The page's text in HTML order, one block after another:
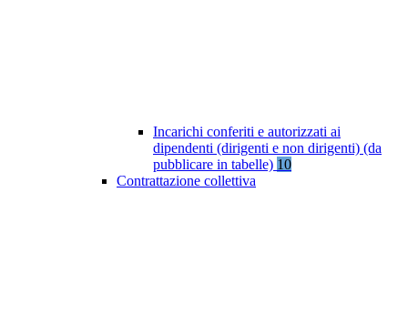
Incarichi conferiti e autorizzati ai
dipendenti (dirigenti e non dirigenti) (da
pubblicare in tabelle) 10
Contrattazione collettiva